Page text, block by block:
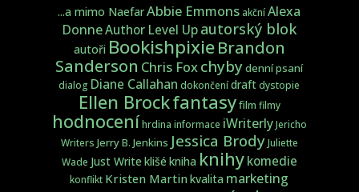
...a mimo NaefarAbbie Emmons akční Alexa
DonneAuthor Level Upautorský blok
autoři BookishpixieBrandon
Sanderson Chris Foxchybydenní psaní
dialog Diane Callahan dokončení draft dystopie
Ellen Brockfantasyfilm filmy
hodnoceníhrdina informace iWriterlyJericho
Writers Jerry B. Jenkins Jessica BrodyJuliette
Wade Just Write klišé kniha knihykomedie
konflikt Kristen Martinkvalita marketing